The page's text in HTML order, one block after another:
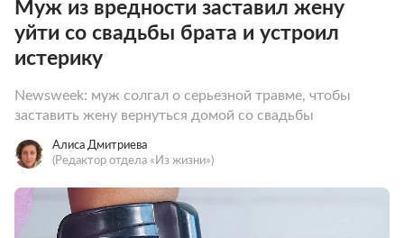
Муж из вредности заставил жену
уйти со свадьбы брата и устроил
истерику
Newsweek: муж солгал о серьезной травме, чтобы
заставить жену вернуться домой со свадьбы
Алиса Дмитриева
(Редактор отдела «Из жизни»)